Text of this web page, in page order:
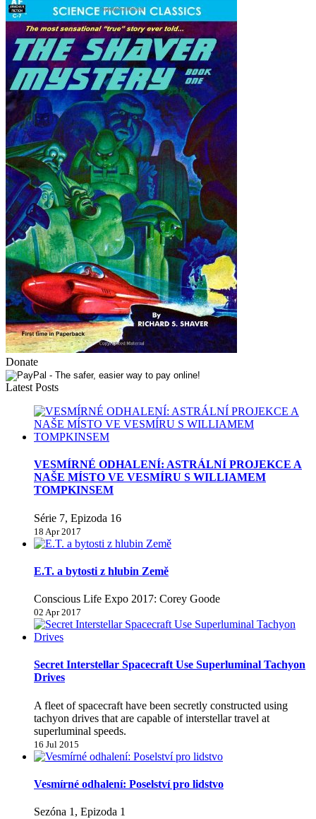
Donate
Latest Posts
VESMÍRNÉ ODHALENÍ: ASTRÁLNÍ PROJEKCE A
NAŠE MÍSTO VE VESMÍRU S WILLIAMEM
TOMPKINSEM
Série 7, Epizoda 16
18 Apr 2017
E.T. a bytosti z hlubin Země
Conscious Life Expo 2017: Corey Goode
02 Apr 2017
Secret Interstellar Spacecraft Use Superluminal Tachyon
Drives
A fleet of spacecraft have been secretly constructed using
tachyon drives that are capable of interstellar travel at
superluminal speeds.
16 Jul 2015
Vesmírné odhalení: Poselství pro lidstvo
Sezóna 1, Epizoda 1